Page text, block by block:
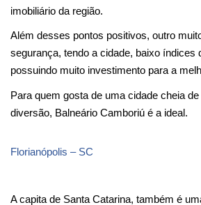
imobiliário da região.
Além desses pontos positivos, outro
segurança, tendo a cidade, baixo índices
possuindo muito investimento para a
Para quem gosta de uma cidade cheia
diversão, Balneário Camboriú é a ideal.
Florianópolis – SC
A capita de Santa Catarina, também é